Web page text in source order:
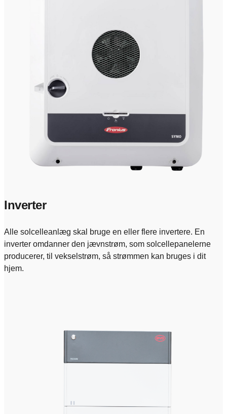
Inverter
Alle solcelleanlæg skal bruge en eller flere invertere. En
inverter omdanner den jævnstrøm, som solcellepanelerne
producerer, til vekselstrøm, så strømmen kan bruges i dit
hjem.